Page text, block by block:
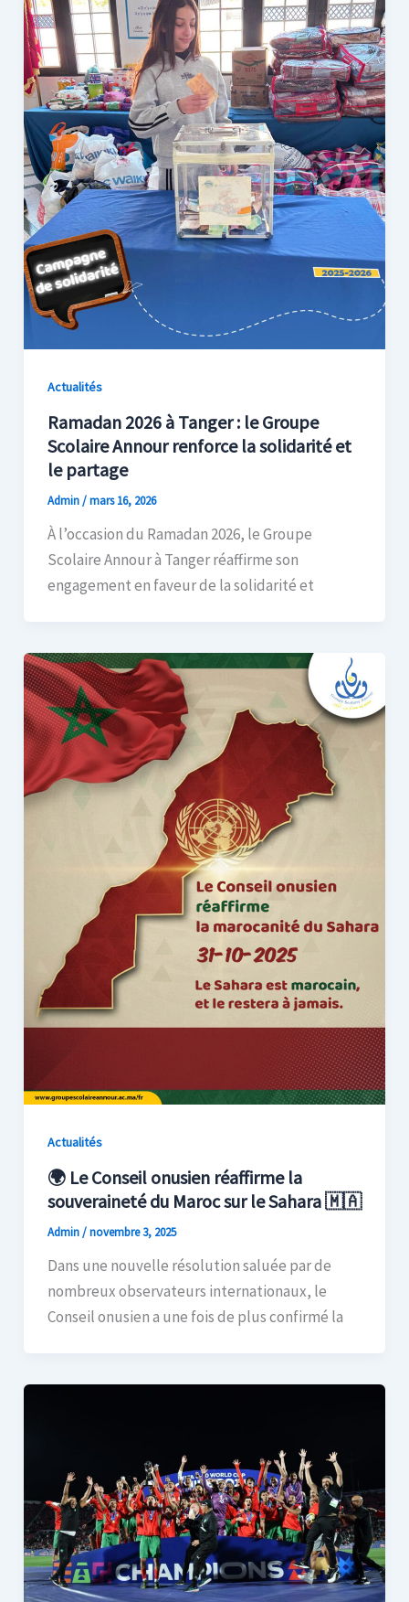
Actualités
Ramadan 2026 à Tanger : le Groupe
Scolaire Annour renforce la solidarité et
le partage
Admin/mars 16, 2026
À l’occasion du Ramadan 2026, le Groupe
Scolaire Annour à Tanger réaffirme son
engagement en faveur de la solidarité et
Actualités
🌍 Le Conseil onusien réaffirme la
souveraineté du Maroc sur le Sahara 🇲🇦
Admin/novembre 3, 2025
Dans une nouvelle résolution saluée par de
nombreux observateurs internationaux, le
Conseil onusien a une fois de plus confirmé la